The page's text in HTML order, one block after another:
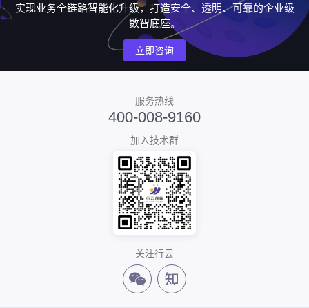
实现业务全链路智能化升级，打造安全、透明、可靠的企业级
数智底座。
立即咨询
服务热线
400-008-9160
加入技术群
关注行云